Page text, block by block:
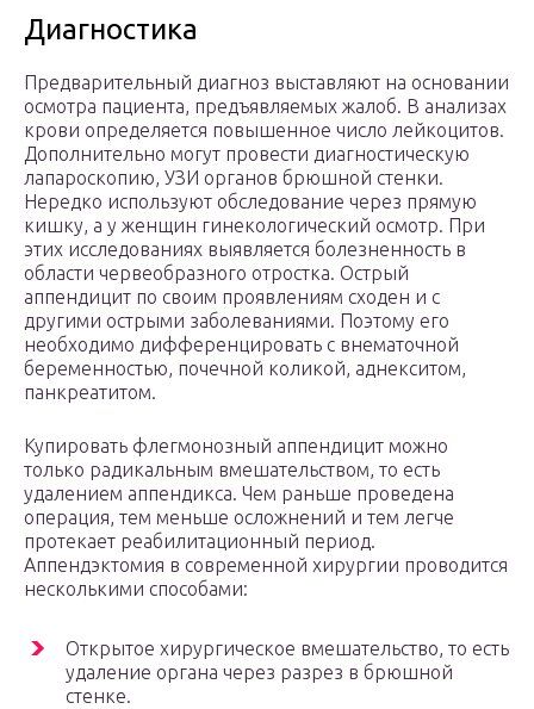
Диагностика
Предварительный диагноз выставляют на основании
осмотра пациента, предъявляемых жалоб. В анализах
крови определяется повышенное число лейкоцитов.
Дополнительно могут провести диагностическую
лапароскопию, УЗИ органов брюшной стенки.
Нередко используют обследование через прямую
кишку, а у женщин гинекологический осмотр. При
этих исследованиях выявляется болезненность в
области червеобразного отростка. Острый
аппендицит по своим проявлениям сходен и с
другими острыми заболеваниями. Поэтому его
необходимо дифференцировать с внематочной
беременностью, почечной коликой, аднекситом,
панкреатитом.
Купировать флегмонозный аппендицит можно
только радикальным вмешательством, то есть
удалением аппендикса. Чем раньше проведена
операция, тем меньше осложнений и тем легче
протекает реабилитационный период.
Аппендэктомия в современной хирургии проводится
несколькими способами:
Открытое хирургическое вмешательство, то есть
удаление органа через разрез в брюшной
стенке.